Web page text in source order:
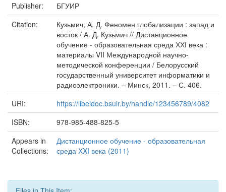
Publisher:
БГУИР
Citation:
Кузьмич, А. Д. Феномен глобализации : запад и
восток / А. Д. Кузьмич // Дистанционное
обучение - образовательная среда ХХІ века :
материалы VII Международной научно-
методической конференции / Белорусский
государственный университет информатики и
радиоэлектроники. – Минск, 2011. – С. 406.
URI:
https://libeldoc.bsuir.by/handle/123456789/4082
ISBN:
978-985-488-825-5
Appears in
Collections:
Дистанционное обучение - образовательная
среда XXI века (2011)